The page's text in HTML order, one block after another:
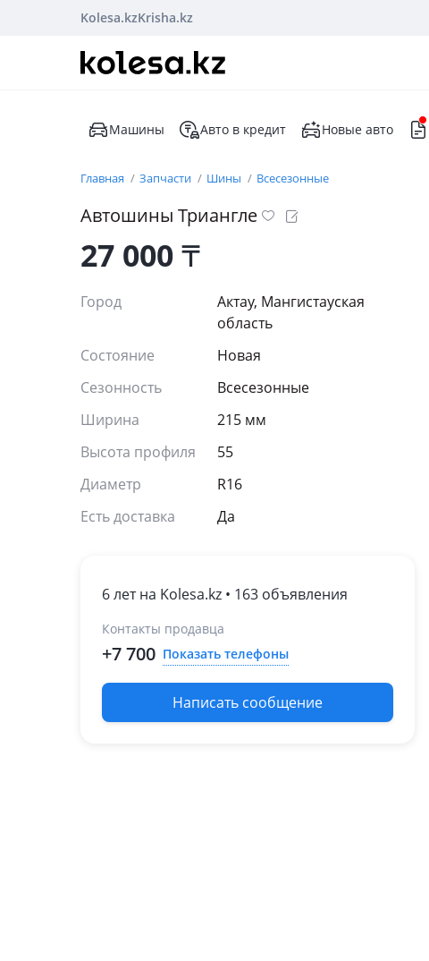
Kolesa.kzKrisha.kz
Машины Авто в кредит Новые авто
Главная Запчасти Шины Всесезонные
Автошины Триангле
27 000₸
Город
Актау, Мангистауская
область
Состояние
Новая
Сезонность
Всесезонные
Ширина
215 мм
Высота профиля
55
Диаметр
R16
Есть доставка
Да
6 лет на Kolesa.kz • 163 объявления
Контакты продавца
+7 700 Показать телефоны
Написать сообщение